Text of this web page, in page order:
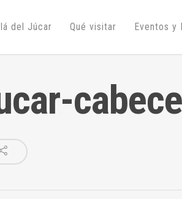
del Júcar Qué visitar Eventos y